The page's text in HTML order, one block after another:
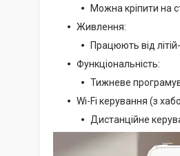
Можна кріпити на
Живлення:
Працюють від
Функціональність:
Тижневе
Wi-Fi керування (з
Дистанційне